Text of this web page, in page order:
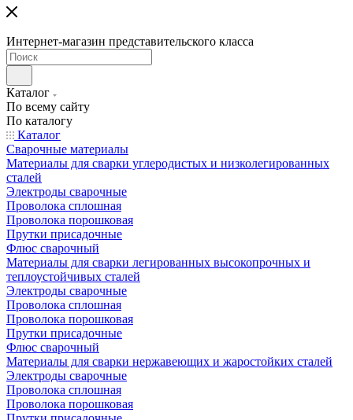
Интернет-магазин представительского класса
Каталог
По всему сайту
По каталогу
Каталог
Сварочные материалы
Материалы для сварки углеродистых и низколегированных
сталей
Электроды сварочные
Проволока сплошная
Проволока порошковая
Прутки присадочные
Флюс сварочный
Материалы для сварки легированных высокопрочных и
теплоустойчивых сталей
Электроды сварочные
Проволока сплошная
Проволока порошковая
Прутки присадочные
Флюс сварочный
Материалы для сварки нержавеющих и жаростойких сталей
Электроды сварочные
Проволока сплошная
Проволока порошковая